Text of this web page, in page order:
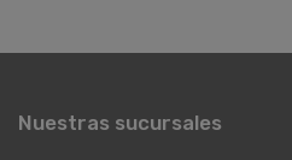
Nuestras sucursales